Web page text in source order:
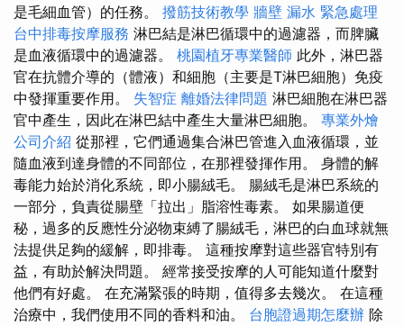
是毛細血管）的任務。 撥筋技術教學 牆壁 漏水 緊急處理
台中排毒按摩服務 淋巴結是淋巴循環中的過濾器，而脾臟
是血液循環中的過濾器。 桃園植牙專業醫師 此外，淋巴器
官在抗體介導的（體液）和細胞（主要是T淋巴細胞）免疫
中發揮重要作用。 失智症 離婚法律問題 淋巴細胞在淋巴器
官中產生，因此在淋巴結中產生大量淋巴細胞。 專業外燴
公司介紹 從那裡，它們通過集合淋巴管進入血液循環，並
隨血液到達身體的不同部位，在那裡發揮作用。 身體的解
毒能力始於消化系統，即小腸絨毛。 腸絨毛是淋巴系統的
一部分，負責從腸壁「拉出」脂溶性毒素。 如果腸道便
秘，過多的反應性分泌物束縛了腸絨毛，淋巴的白血球就無
法提供足夠的緩解，即排毒。 這種按摩對這些器官特別有
益，有助於解決問題。 經常接受按摩的人可能知道什麼對
他們有好處。 在充滿緊張的時期，值得多去幾次。 在這種
治療中，我們使用不同的香料和油。 台胞證過期怎麼辦 除